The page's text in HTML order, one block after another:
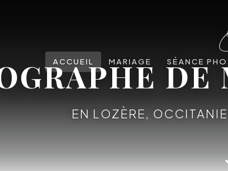
ACCUEIL MARIAGE SÉANCE
EN LOZÈRE,